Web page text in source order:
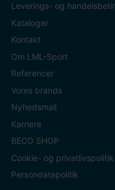
Leverings- og
Kataloger
Kontakt
Om LML-Sport
Referencer
Vores brands
Nyhedsmail
Karriere
BECO SHOP
Cookie- og privatlivspolitik
Persondatapolitik